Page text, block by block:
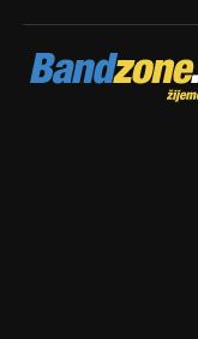
Bandzone.cz
žijeme hudbou